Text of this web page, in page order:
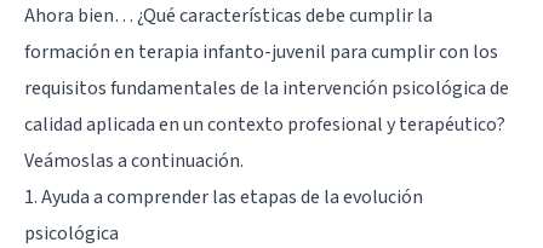
Ahora bien… ¿Qué características debe cumplir la
formación en terapia infanto-juvenil para cumplir con los
requisitos fundamentales de la intervención psicológica de
calidad aplicada en un contexto profesional y terapéutico?
Veámoslas a continuación.
1. Ayuda a comprender las etapas de la evolución
psicológica